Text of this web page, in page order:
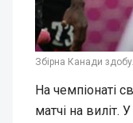
Збірна Канади
На чемпіонаті
матчі на